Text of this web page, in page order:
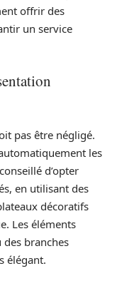
offrir des
un service
pas être négligé.
les
d’opter
en utilisant des
décoratifs
Les éléments
branches
élégant.